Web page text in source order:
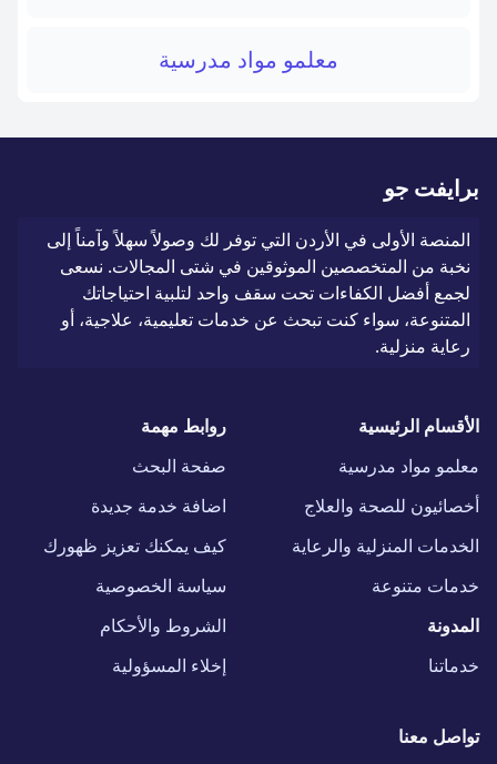
معلمو مواد مدرسية
برايفت جو
المنصة الأولى في الأردن التي توفر لك وصولاً سهلاً وآمناً إلى
نخبة من المتخصصين الموثوقين في شتى المجالات. نسعى
لجمع أفضل الكفاءات تحت سقف واحد لتلبية احتياجاتك
المتنوعة، سواء كنت تبحث عن خدمات تعليمية، علاجية، أو
رعاية منزلية.
الأقسام الرئيسية
معلمو مواد مدرسية
أخصائيون للصحة والعلاج
الخدمات المنزلية والرعاية
خدمات متنوعة
المدونة
خدماتنا
روابط مهمة
صفحة البحث
اضافة خدمة جديدة
كيف يمكنك تعزيز ظهورك
سياسة الخصوصية
الشروط والأحكام
إخلاء المسؤولية
تواصل معنا